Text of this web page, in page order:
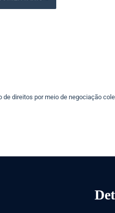
de direitos por meio de negociação